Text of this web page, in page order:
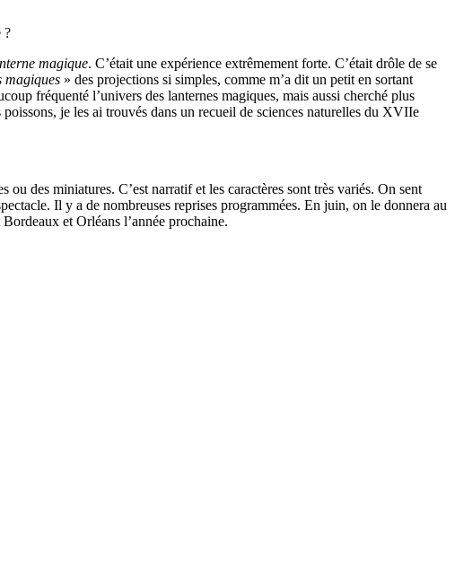
?
magique. C’était une expérience extrêmement forte. C’était drôle de se
magiques » des projections si simples, comme m’a dit un petit en sortant
fréquenté l’univers des lanternes magiques, mais aussi cherché plus
je les ai trouvés dans un recueil de sciences naturelles du XVIIe
des miniatures. C’est narratif et les caractères sont très variés. On sent
Il y a de nombreuses reprises programmées. En juin, on le donnera au
et Orléans l’année prochaine.